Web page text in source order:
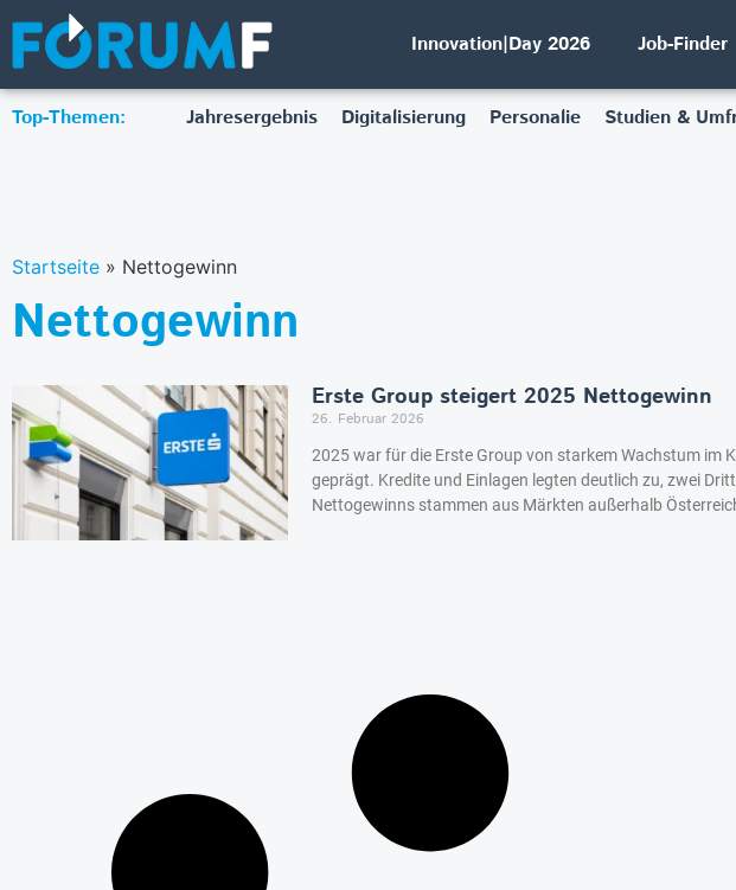
Innovation|Day 2026 Job-Finder
Top-Themen: Jahresergebnis Digitalisierung Personalie Studien &
Startseite » Nettogewinn
Nettogewinn
Erste Group steigert 2025 Nettogewinn
26. Februar 2026
2025 war für die Erste Group von starkem Wachstum im
geprägt. Kredite und Einlagen legten deutlich zu, zwei
Nettogewinns stammen aus Märkten außerhalb